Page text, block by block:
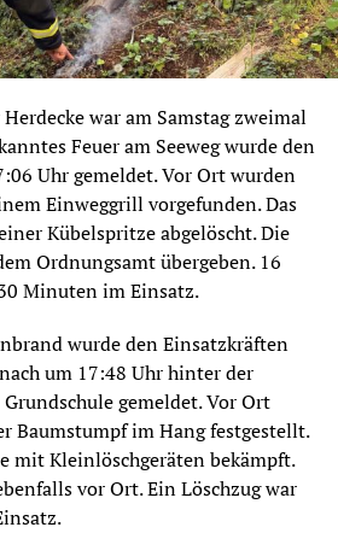
war am Samstag zweimal
Feuer am Seeweg wurde den
Uhr gemeldet. Vor Ort wurden
Einweggrill vorgefunden. Das
Kübelspritze abgelöscht. Die
Ordnungsamt übergeben. 16
Minuten im Einsatz.
wurde den Einsatzkräften
um 17:48 Uhr hinter der
gemeldet. Vor Ort
Baumstumpf im Hang festgestellt.
mit Kleinlöschgeräten bekämpft.
vor Ort. Ein Löschzug war